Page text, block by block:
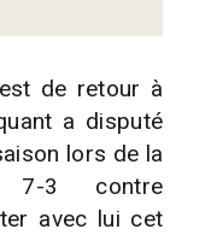
de retour à
a disputé
lors de la
7-3 contre
avec lui cet